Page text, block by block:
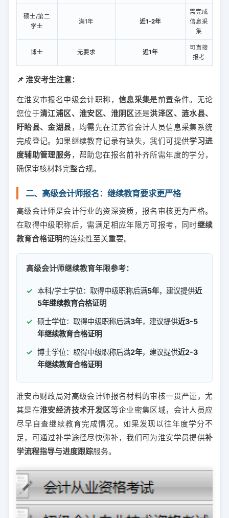
硕士/第二
学士
满1年 近1-2年
需完成
信息采
集
博士 无要求 近1年
可直接
报考
📌 淮安考生注意：
在淮安市报名中级会计职称， 信息采集是前置条件。无论
您位于清江浦区、淮安区、淮阴区还是洪泽区、涟水县、
盱眙县、金湖县，均需先在江苏省会计人员信息采集系统
完成登记。如果继续教育记录有缺失，我们可提供学习进
度辅助管理服务，帮助您在报名前补齐所需年度的学分，
确保审核材料完整合规。
二、高级会计师报名：继续教育要求更严格
高级会计师是会计行业的资深资质，报名审核更为严格。
在取得中级职称后，需满足相应年限方可报考，同时继续
教育合格证明的连续性至关重要。
高级会计师继续教育年限参考：
本科/学士学位：取得中级职称后满5年，建议提供近
5年继续教育合格证明
硕士学位：取得中级职称后满3年，建议提供近3-5
年继续教育合格证明
博士学位：取得中级职称后满2年，建议提供近2-3
年继续教育合格证明
淮安市财政局对高级会计师报名材料的审核一贯严谨，尤
其是在淮安经济技术开发区等企业密集区域，会计人员应
尽早自查继续教育完成情况。如果发现以往年度学分不
足，可通过补学途径尽快弥补，我们可为淮安学员提供补
学流程指导与进度跟踪服务。